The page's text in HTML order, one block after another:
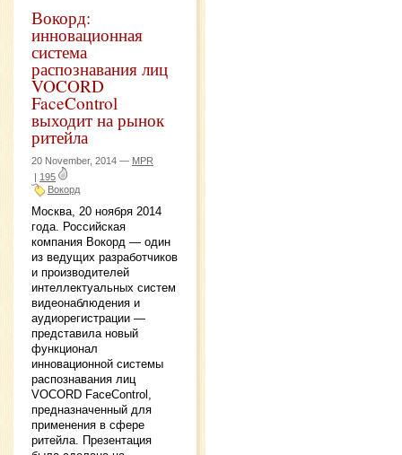
Вокорд:
инновационная
система
распознавания лиц
VOCORD
FaceControl
выходит на рынок
ритейла
20 November, 2014 — MPR
195
Вокорд
Москва, 20 ноября 2014
года. Российская
компания Вокорд — один
из ведущих разработчиков
и производителей
интеллектуальных систем
видеонаблюдения и
аудиорегистрации —
представила новый
функционал
инновационной системы
распознавания лиц
VOCORD FaceControl,
предназначенный для
применения в сфере
ритейла. Презентация